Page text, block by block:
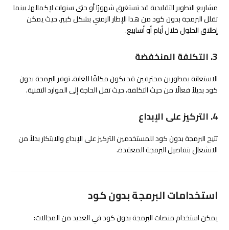
مشاريع التطوير التقليدية قد تستغرق شهورًا أو حتى سنوات لإكمالها. بينما
تقلل البرمجة بدون كود من هذا الإطار الزمني بشكل كبير، حيث يمكن
إطلاق الحلول خلال أيام أو أسابيع.
3. التكلفة المنخفضة
الاستعانة بمطورين محترفين قد يكون مكلفًا للغاية. توفر البرمجة بدون
كود بديلاً فعالًا من حيث التكلفة، حيث تقل الحاجة إلى الموارد التقنية.
4. التركيز على الإبداع
تتيح البرمجة بدون كود للمستخدمين التركيز على الإبداع والابتكار بدلاً من
الانشغال بتفاصيل البرمجة المعقدة.
استخدامات البرمجة بدون كود
يمكن استخدام منصات البرمجة بدون كود في العديد من المجالات: